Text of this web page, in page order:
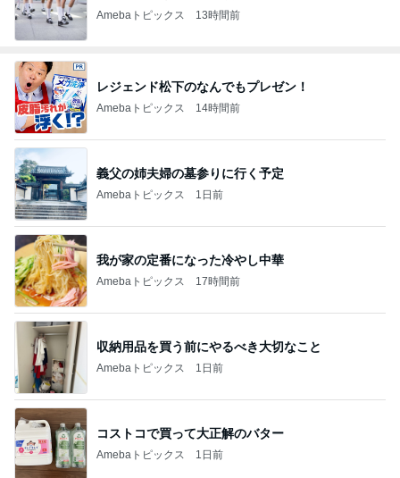
Amebaトピックス 13時間前
レジェンド松下のなんでもプレゼン！
Amebaトピックス 14時間前
義父の姉夫婦の墓参りに行く予定
Amebaトピックス 1日前
我が家の定番になった冷やし中華
Amebaトピックス 17時間前
収納用品を買う前にやるべき大切なこと
Amebaトピックス 1日前
コストコで買って大正解のバター
Amebaトピックス 1日前